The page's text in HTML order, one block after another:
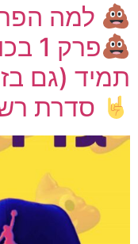
למה
תמיד (גם
סדרת